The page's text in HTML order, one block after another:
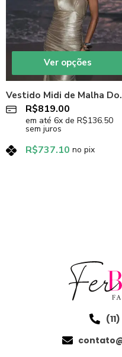
Ver opções
R$819.00
em até 6x de R$136.50
sem juros
R$737.10 no pix